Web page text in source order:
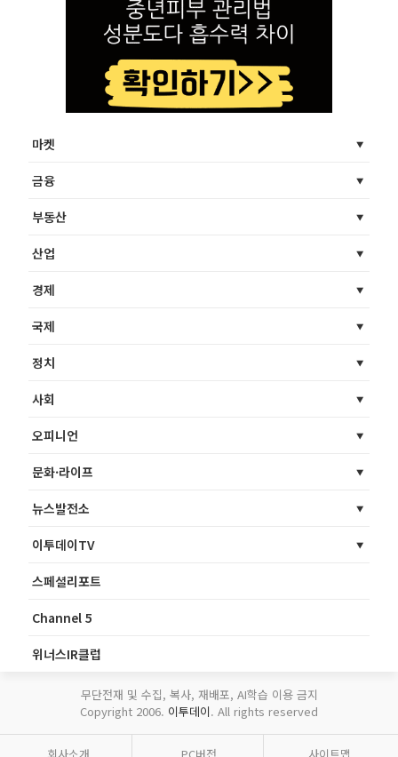
마켓
금융
부동산
산업
경제
국제
정치
사회
오피니언
문화·라이프
뉴스발전소
이투데이TV
스페셜리포트
Channel 5
위너스IR클럽
무단전재 및 수집, 복사, 재배포, AI학습 이용 금지
Copyright 2006. 이투데이. All rights reserved